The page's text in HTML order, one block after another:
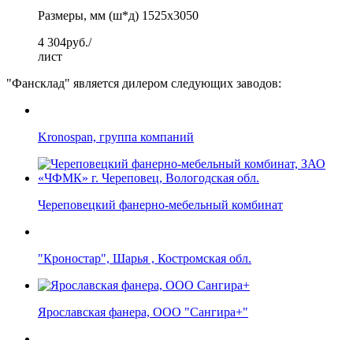
Размеры, мм (ш*д) 1525x3050
4 304руб./
лист
"Фансклад" является дилером следующих заводов:
Kronospan, группа компаний
Череповецкий фанерно-мебельный комбинат
"Кроностар", Шарья , Костромская обл.
Ярославская фанера, ООО "Сангира+"